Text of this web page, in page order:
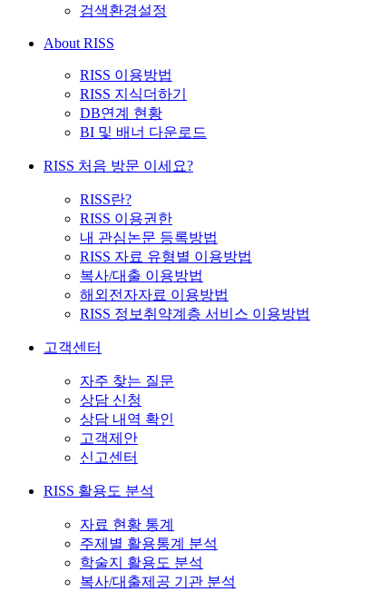
검색환경설정
About RISS
RISS 이용방법
RISS 지식더하기
DB연계 현황
BI 및 배너 다운로드
RISS 처음 방문 이세요?
RISS란?
RISS 이용권한
내 관심논문 등록방법
RISS 자료 유형별 이용방법
복사/대출 이용방법
해외전자자료 이용방법
RISS 정보취약계층 서비스 이용방법
고객센터
자주 찾는 질문
상담 신청
상담 내역 확인
고객제안
신고센터
RISS 활용도 분석
자료 현황 통계
주제별 활용통계 분석
학술지 활용도 분석
복사/대출제공 기관 분석